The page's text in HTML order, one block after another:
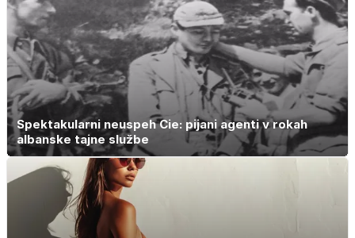
Spektakularni neuspeh Cie: pijani agenti v rokah
albanske tajne službe